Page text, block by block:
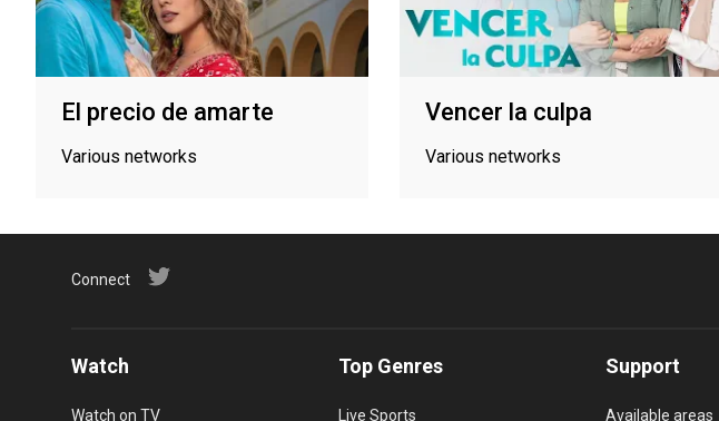
El precio de amarte
Various networks
Vencer la culpa
Various networks
Connect
Watch
Watch on TV
Top Genres
Live Sports
Support
Available areas